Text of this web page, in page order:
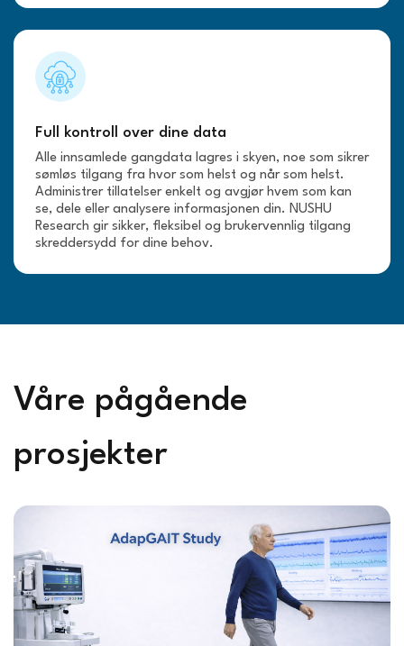
Full kontroll over dine data
Alle innsamlede gangdata lagres i skyen, noe som sikrer
sømløs tilgang fra hvor som helst og når som helst.
Administrer tillatelser enkelt og avgjør hvem som kan
se, dele eller analysere informasjonen din. NUSHU
Research gir sikker, fleksibel og brukervennlig tilgang
skreddersydd for dine behov.
Våre pågående
prosjekter